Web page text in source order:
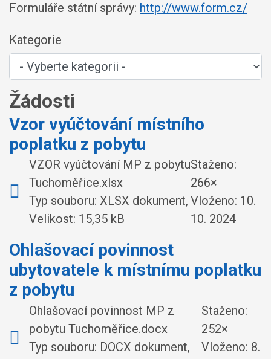
Formuláře státní správy: http://www.form.cz/
Kategorie
Žádosti
Vzor vyúčtování místního
poplatku z pobytu
VZOR vyúčtování MP z pobytu
Tuchoměřice.xlsx
Typ souboru: XLSX dokument,
Velikost: 15,35 kB
Staženo:
266×
Vloženo: 10.
10. 2024
Ohlašovací povinnost
ubytovatele k místnímu poplatku
z pobytu
Ohlašovací povinnost MP z
pobytu Tuchoměřice.docx
Typ souboru: DOCX dokument,
Staženo:
252×
Vloženo: 8.